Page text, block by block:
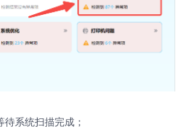
待系统扫描完成；